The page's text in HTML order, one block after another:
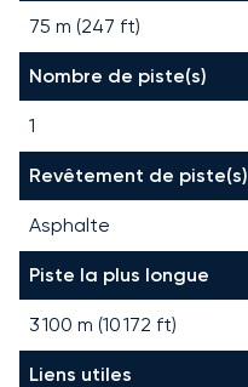
75 m (247 ft)
Nombre de piste(s)
1
Revêtement de piste(s)
Asphalte
Piste la plus longue
3 100 m (10 172 ft)
Liens utiles